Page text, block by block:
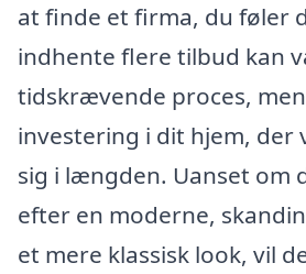
at finde et firma, du føler
indhente flere tilbud kan
tidskrævende proces,
investering i dit hjem, der
sig i længden. Uanset om
efter en moderne,
et mere klassisk look, vil